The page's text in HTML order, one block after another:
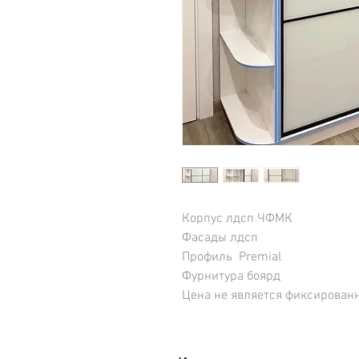
Корпус лдсп ЧФМК
Фасады лдсп
Профиль Premial
Фурнитура боярд
Цена не является